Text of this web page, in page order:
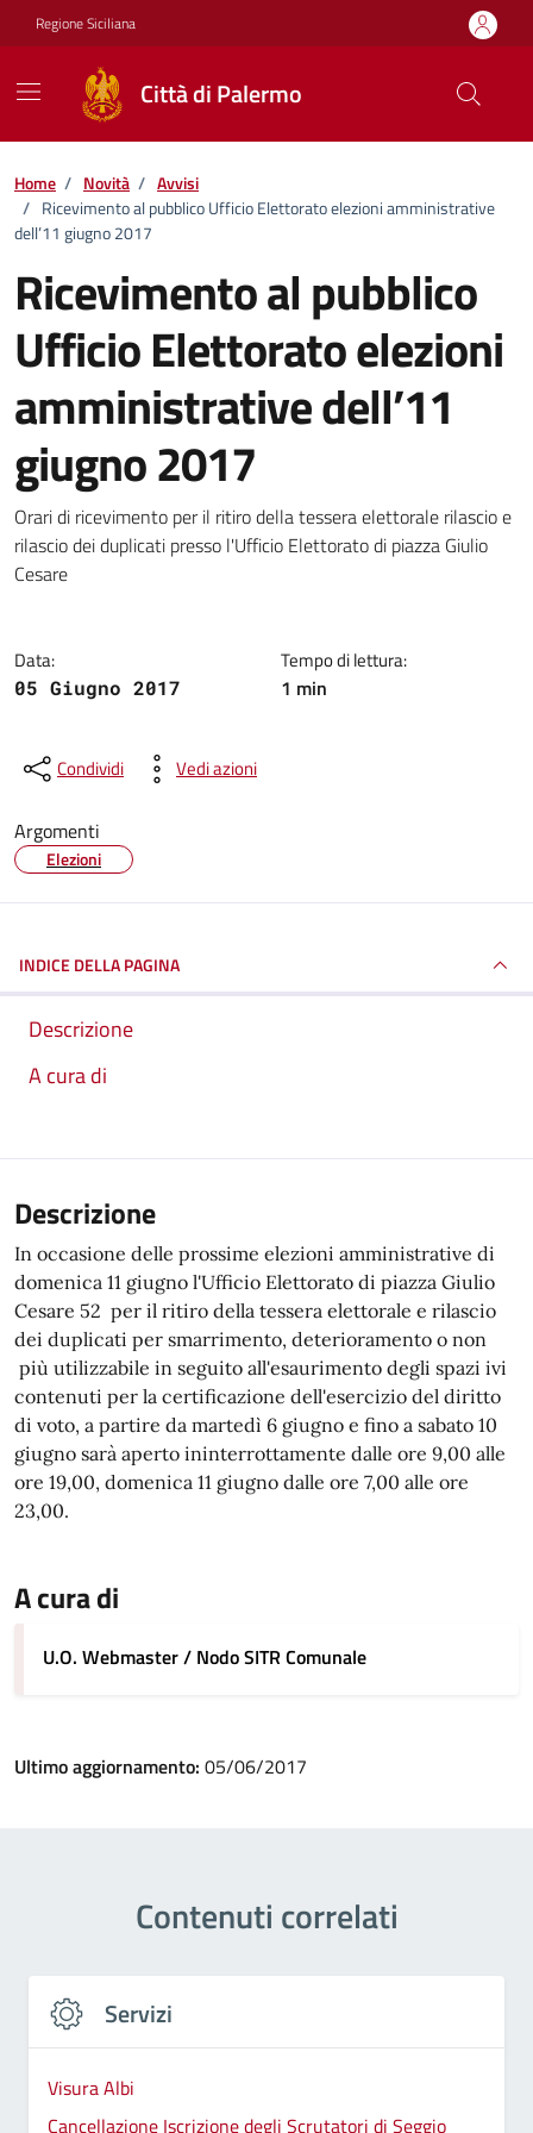
Vai ai contenuti
Vai al footer
Regione Siciliana
Città di Palermo
Home / Novità / Avvisi
/ Ricevimento al pubblico Ufficio Elettorato elezioni amministrative
dell’11 giugno 2017
Ricevimento al pubblico
Ufficio Elettorato elezioni
amministrative dell’11
giugno 2017
Dettagli della notizia
Orari di ricevimento per il ritiro della tessera elettorale rilascio e
rilascio dei duplicati presso l'Ufficio Elettorato di piazza Giulio
Cesare
Data:
05 Giugno 2017
Tempo di lettura:
1 min
Condividi Vedi azioni
Argomenti
Elezioni
INDICE DELLA PAGINA
Descrizione
A cura di
Descrizione
In occasione delle prossime elezioni amministrative di
domenica 11 giugno l'Ufficio Elettorato di piazza Giulio
Cesare 52 per il ritiro della tessera elettorale e rilascio
dei duplicati per smarrimento, deterioramento o non
più utilizzabile in seguito all'esaurimento degli spazi ivi
contenuti per la certificazione dell'esercizio del diritto
di voto, a partire da martedì 6 giugno e fino a sabato 10
giugno sarà aperto ininterrottamente dalle ore 9,00 alle
ore 19,00, domenica 11 giugno dalle ore 7,00 alle ore
23,00.
A cura di
U.O. Webmaster / Nodo SITR Comunale
Ultimo aggiornamento: 05/06/2017
Contenuti correlati
Servizi
Visura Albi
Cancellazione Iscrizione degli Scrutatori di Seggio